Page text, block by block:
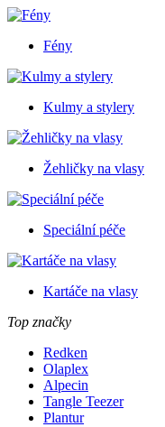
Fény
Kulmy a stylery
Žehličky na vlasy
Speciální péče
Kartáče na vlasy
Top značky
Redken
Olaplex
Alpecin
Tangle Teezer
Plantur